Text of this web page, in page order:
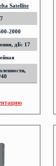
Satellite
2000
дБ: 17